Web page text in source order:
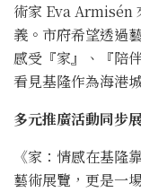
術家 Eva Armisén
義。市府希望透過
感受『家』、『陪
看見基隆作為海港
多元推廣活動同步
《家：情感在基
藝術展覽，更是一